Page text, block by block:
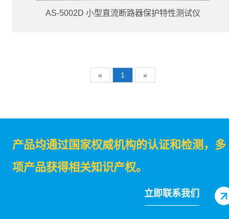
AS-5002D 小型直流断路器保护特性测试仪
« 1 »
产品均通过国家权威机构的认证和检测，多
项产品获得相关知识产权。
立即联系我们